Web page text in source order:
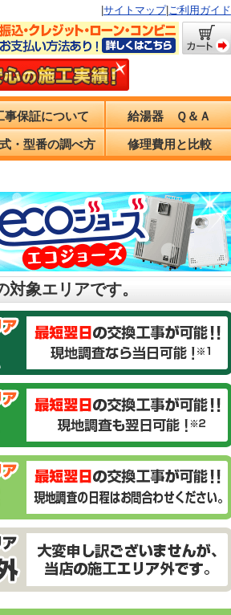
サイトマップ| ご利用ガイド
事保証について 給湯器 Ｑ＆Ａ
・型番の調べ方 修理費用と比較
象エリアです。